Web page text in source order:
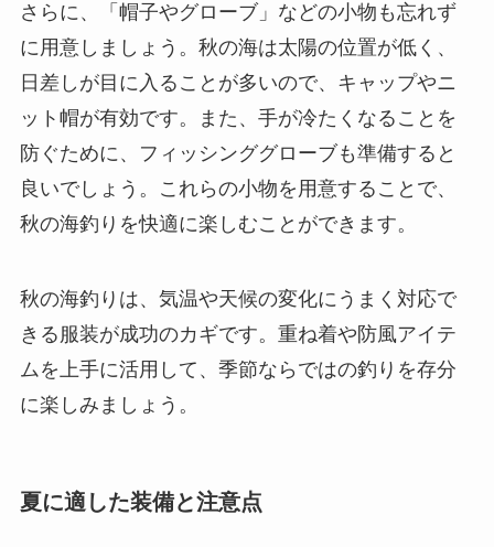
さらに、「帽子やグローブ」などの小物も忘れず
に用意しましょう。秋の海は太陽の位置が低く、
日差しが目に入ることが多いので、キャップやニ
ット帽が有効です。また、手が冷たくなることを
防ぐために、フィッシンググローブも準備すると
良いでしょう。これらの小物を用意することで、
秋の海釣りを快適に楽しむことができます。
秋の海釣りは、気温や天候の変化にうまく対応で
きる服装が成功のカギです。重ね着や防風アイテ
ムを上手に活用して、季節ならではの釣りを存分
に楽しみましょう。
夏に適した装備と注意点